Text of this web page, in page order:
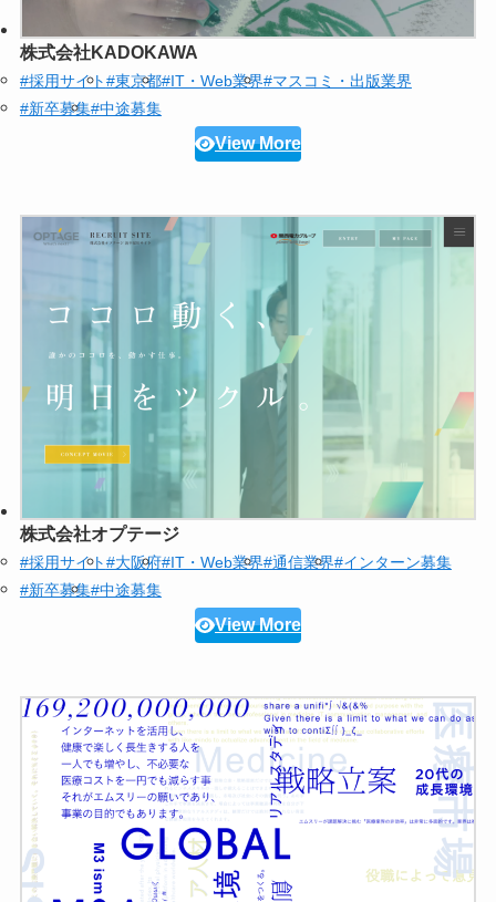
株式会社KADOKAWA
#採用サイト#東京都#IT・Web業界#マスコミ・出版業界
#新卒募集#中途募集
View More
株式会社オプテージ
#採用サイト#大阪府#IT・Web業界#通信業界#インターン募集
#新卒募集#中途募集
View More